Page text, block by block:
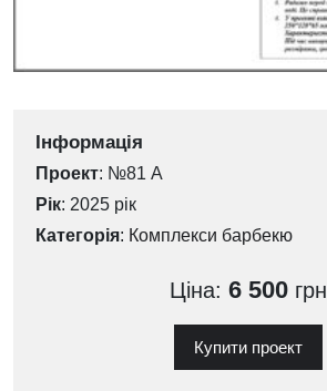
Інформація
Проект: №81 А
Рік: 2025 рік
Категорія: Комплекси барбекю
Ціна: 6 500 грн
Купити проект